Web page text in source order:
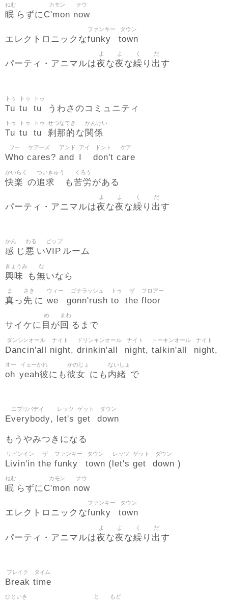
眠
ねむ
らずにC'mon
カモン
now
ナウ
エレクトロニックなfunky
ファンキー
town
タウン
パーティ・アニマルは夜
よ
な夜
よ
な繰
く
り 出
だ
す
Tu
トゥ
tu
トゥ
tu
トゥ
うわさのコミュニティ
Tu
トゥ
tu
トゥ
tu
トゥ
刹那的
せつなてき
な 関係
かんけい
Who
フー
cares
ケアーズ
? and
アンド アイ
don't
ドント
care
ケア
快楽
かいらく
の追求
ついきゅう
も苦労
くろう
がある
パーティ・アニマルは夜
よ
な夜
よ
な繰
く
り 出
だ
す
感
かん
じ悪
わる
いVIP
ビップ
ルーム
興味
きょうみ
も無
な
いなら
真
ま
っ 先
さき
に we
ウィー
gonn'rush
ゴナラッシュ
to
トゥ
the
ザ
floor
フロアー
サイケに 目
め
が回
まわ
るまで
Dancin'all
ダンシンオール
night
ナイト
, drinkin'all
ドリンキンオール
night
ナイト
, talkin'all
トーキンオール
night
ナイト
,
oh
オー
yeah彼
イェーかれ
にも彼女
かのじょ
にも 内緒
ないしょ
で
Everybody
エブリバデイ
, let's
レッツ
get
ゲット
down
ダウン
もうやみつきになる
Livin'in
リビンイン
the
ザ
funky
ファンキー
town
タウン
(let's
レッツ
get
ゲット
down
ダウン
)
眠
ねむ
らずにC'mon
カモン
now
ナウ
エレクトロニックなfunky
ファンキー
town
タウン
パーティ・アニマルは夜
よ
な夜
よ
な繰
く
り 出
だ
す
Break
ブレイク
time
タイム
ひといき と もど